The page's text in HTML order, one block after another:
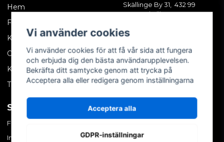
Hem
Företagskund
Kontakta oss
Om oss
Köpvillkor
Tips & trix
Skällinge By 31, 432 99
Skällinge
SOCIALA MEDIER
Facebook
Instagram
MITT KONTO
Skapa konto
Vi använder cookies
Vi använder cookies för att få vår sida att fungera
och erbjuda dig den bästa användarupplevelsen.
Bekräfta ditt samtycke genom att trycka på
Acceptera alla eller redigera genom inställningarna
Acceptera alla
GDPR-inställningar